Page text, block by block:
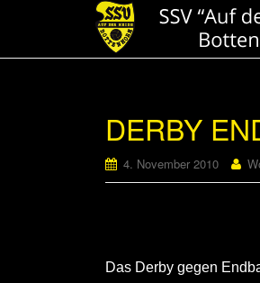
DERBY
4. November 2010
Das Derby gegen